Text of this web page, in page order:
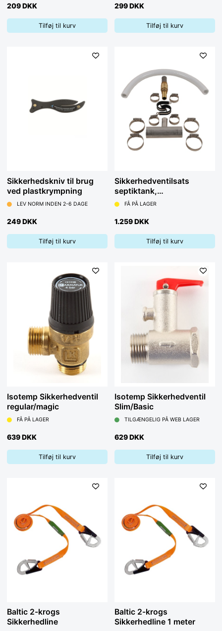
209 DKK
Tilføj til kurv
299 DKK
Tilføj til kurv
Sikkerhedskniv til brug
ved plastkrympning
LEV NORM INDEN 2-6 DAGE
249 DKK
Tilføj til kurv
Sikkerhedventilsats
septiktank,
undertryksbeskyttet
FÅ PÅ LAGER
1.259 DKK
Tilføj til kurv
Isotemp Sikkerhedventil
regular/magic
FÅ PÅ LAGER
639 DKK
Tilføj til kurv
Isotemp Sikkerhedventil
Slim/Basic
TILGÆNGELIG PÅ WEB LAGER
629 DKK
Tilføj til kurv
Baltic 2-krogs
Sikkerhedline
Baltic 2-krogs
Sikkerhedline 1 meter